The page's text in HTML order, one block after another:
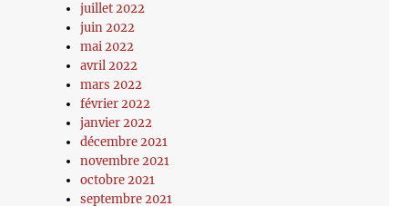
juillet 2022
juin 2022
mai 2022
avril 2022
mars 2022
février 2022
janvier 2022
décembre 2021
novembre 2021
octobre 2021
septembre 2021